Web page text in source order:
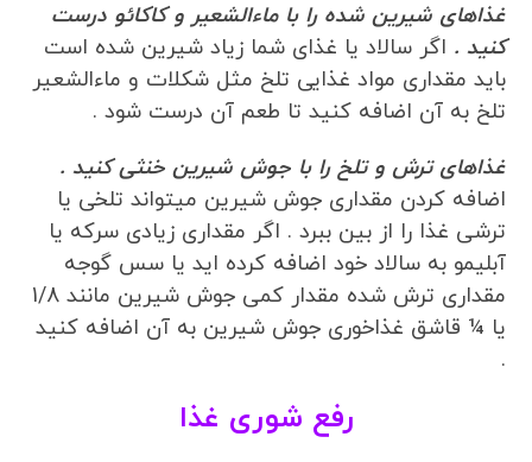
غذاهای شیرین شده را با ماءالشعیر و کاکائو درست
کنید . اگر سالاد یا غذای شما زیاد شیرین شده است
باید مقداری مواد غذایی تلخ مثل شکلات و ماءالشعیر
تلخ به آن اضافه کنید تا طعم آن درست شود .
غذاهای ترش و تلخ را با جوش شیرین خنثی کنید .
اضافه کردن مقداری جوش شیرین میتواند تلخی یا
ترشی غذا را از بین ببرد . اگر مقداری زیادی سرکه یا
آبلیمو به سالاد خود اضافه کرده اید یا سس گوجه
مقداری ترش شده مقدار کمی جوش شیرین مانند 1/8
یا ¼ قاشق غذاخوری جوش شیرین به آن اضافه کنید
.
رفع شوری غذا